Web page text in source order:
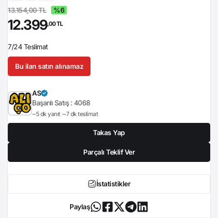
13.154,00 TL %6
12.399,00 TL
7/24 Teslimat
Bu ilan satın alınamaz
AS
Başarılı Satış : 4068
~5 dk yanıt ~7 dk teslimat
Takas Yap
Parçalı Teklif Ver
İstatistikler
Paylaş